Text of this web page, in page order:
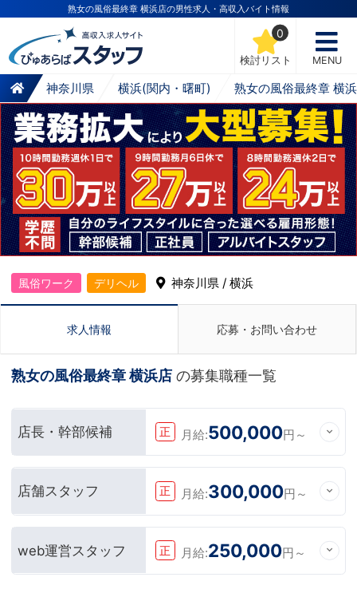
熟女の風俗最終章 横浜店の男性求人・高収入バイト情報
検討リスト
0
MENU
神奈川県 横浜(関内・曙町) 熟女の風俗最終章 横
風俗ワーク デリヘル 神奈川県 / 横浜
求人情報 応募・お問い合わせ
熟女の風俗最終章 横浜店 の募集職種一覧
店長・幹部候補 正 月給:500,000円～
店舗スタッフ 正 月給:300,000円～
web運営スタッフ 正 月給:250,000円～